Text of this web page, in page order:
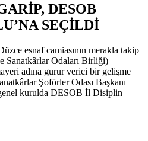
DESOB
SEÇİLDİ
esnaf camiasının merakla takip
Sanatkârlar Odaları Birliği)
adına gurur verici bir gelişme
Şoförler Odası Başkanı
kurulda DESOB İl Disiplin